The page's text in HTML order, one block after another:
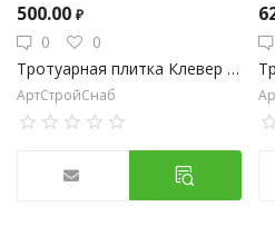
500.00 ₽
0
0
Тротуарная плитка Клевер Серая
АртСтройСнаб